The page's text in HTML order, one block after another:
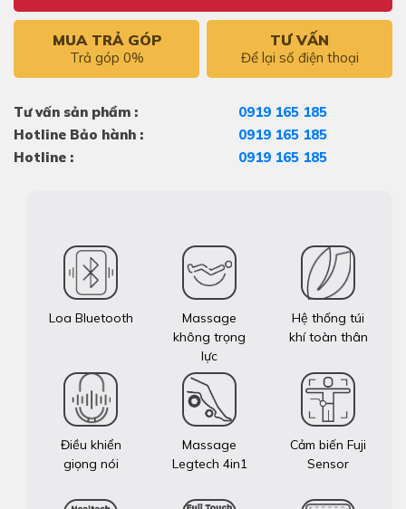
MUA TRẢ GÓP
Trả góp 0%
TƯ VẤN
Để lại số điện thoại
Tư vấn sản phẩm :
0919 165 185
Hotline Bảo hành :
0919 165 185
Hotline :
0919 165 185
Loa Bluetooth
Massage
không trọng
lực
Hệ thống túi
khí toàn thân
Điều khiển
giọng nói
Massage
Legtech 4in1
Cảm biến Fuji
Sensor